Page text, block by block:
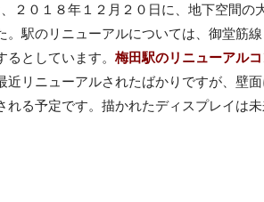
２０１８年１２月２０日に、地下空間の
。駅のリニューアルについては、御堂筋
としています。 梅田駅のリニューアル
近リニューアルされたばかりですが、壁
る予定です。描かれたディスプレイは未